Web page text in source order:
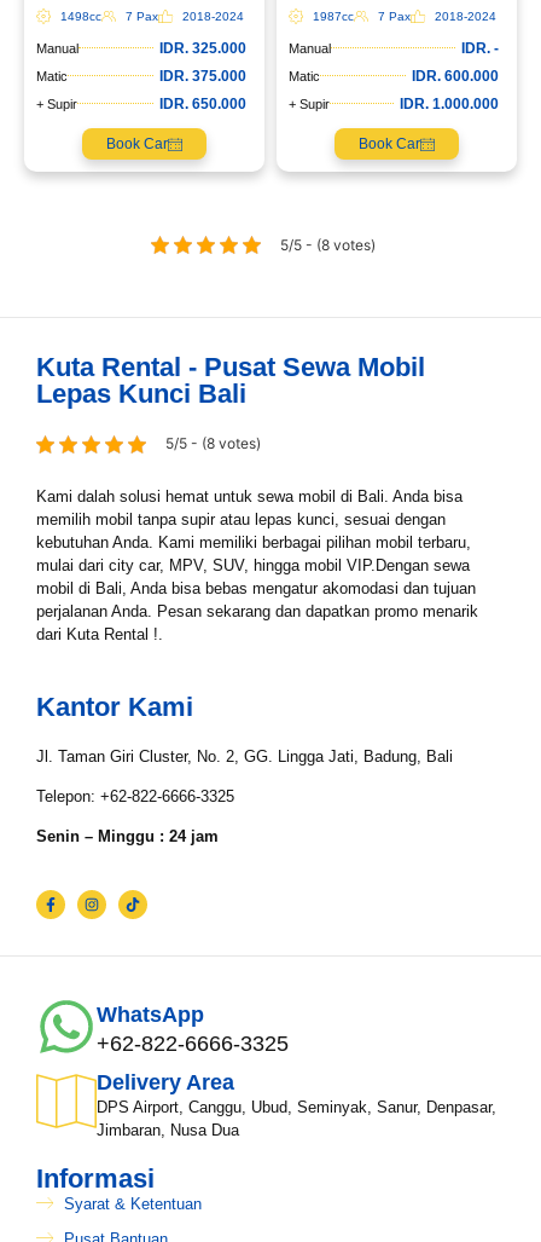
1498cc 7 Pax 2018-2024
Manual IDR. 325.000
Matic IDR. 375.000
+ Supir IDR. 650.000
Book Car
1987cc 7 Pax 2018-2024
Manual IDR. -
Matic IDR. 600.000
+ Supir IDR. 1.000.000
Book Car
5/5 - (8 votes)
Kuta Rental - Pusat Sewa Mobil
Lepas Kunci Bali
5/5 - (8 votes)
Kami dalah solusi hemat untuk sewa mobil di Bali. Anda bisa
memilih mobil tanpa supir atau lepas kunci, sesuai dengan
kebutuhan Anda. Kami memiliki berbagai pilihan mobil terbaru,
mulai dari city car, MPV, SUV, hingga mobil VIP.Dengan sewa
mobil di Bali, Anda bisa bebas mengatur akomodasi dan tujuan
perjalanan Anda. Pesan sekarang dan dapatkan promo menarik
dari Kuta Rental !.
Kantor Kami
Jl. Taman Giri Cluster, No. 2, GG. Lingga Jati, Badung, Bali
Telepon: +62-822-6666-3325
Senin – Minggu : 24 jam
WhatsApp
+62-822-6666-3325
Delivery Area
DPS Airport, Canggu, Ubud, Seminyak, Sanur, Denpasar,
Jimbaran, Nusa Dua
Informasi
Syarat & Ketentuan